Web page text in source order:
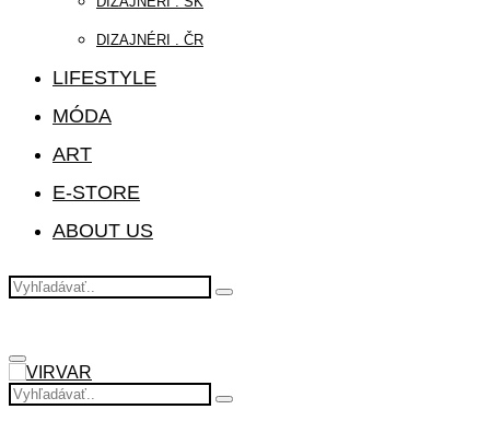
DIZAJNÉRI . ČR
LIFESTYLE
MÓDA
ART
E-STORE
ABOUT US
Search
Search
Primary
Menu
Search
for:
Search